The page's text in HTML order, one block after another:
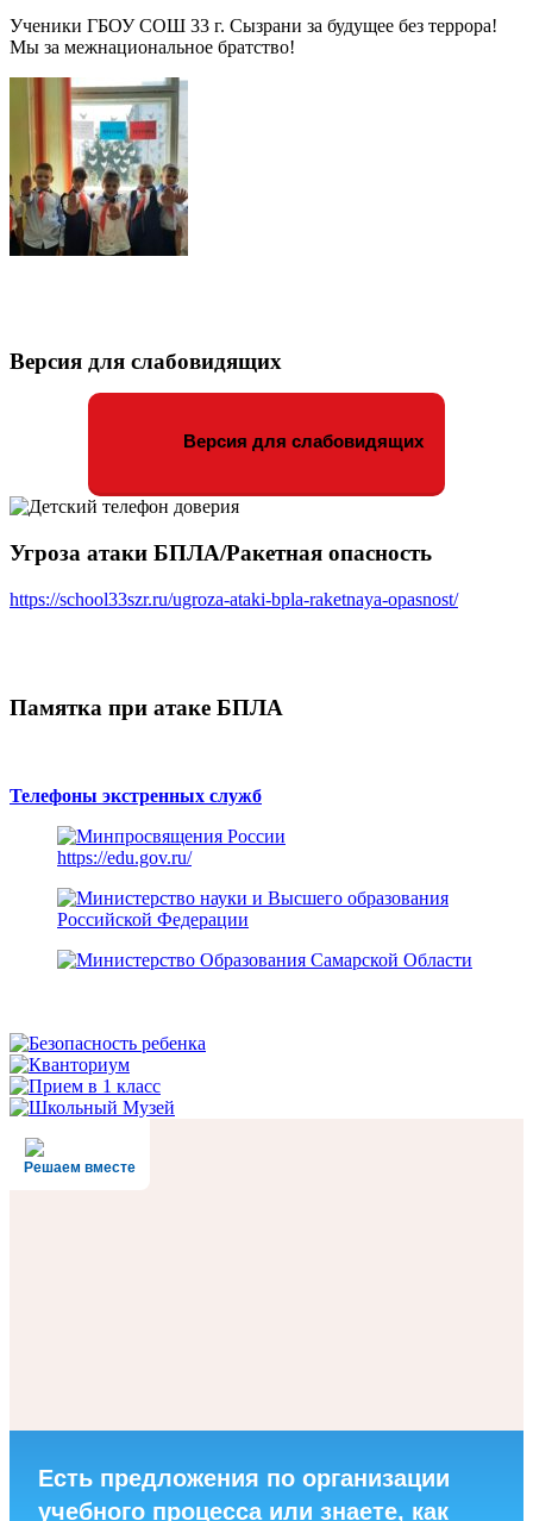
Ученики ГБОУ СОШ 33 г. Сызрани за будущее без террора!
Мы за межнациональное братство!
Версия для слабовидящих
Версия для слабовидящих
Угроза атаки БПЛА/Ракетная опасность
https://school33szr.ru/ugroza-ataki-bpla-raketnaya-opasnost/
Памятка при атаке БПЛА
Телефоны экстренных служб
https://edu.gov.ru/
Решаем вместе
Есть предложения по организации
учебного процесса или знаете, как